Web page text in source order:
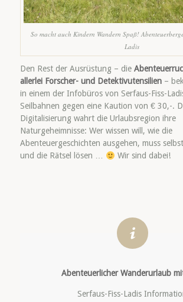
So macht auch Kindern Wandern Spaß!
Ladis
Den Rest der Ausrüstung – die
allerlei Forscher- und Detektivutensilien–
in einem der Infobüros von Serfaus-Fiss-
Seilbahnen gegen eine Kaution von € 30,-.
Digitalisierung wahrt die Urlaubsregion ihre
Naturgeheimnisse: Wer wissen will, wie die
Abenteuergeschichten ausgehen, muss
und die Rätsel lösen …
Wir sind dabei!
Abenteuerlicher Wanderurlaub
Serfaus-Fiss-Ladis